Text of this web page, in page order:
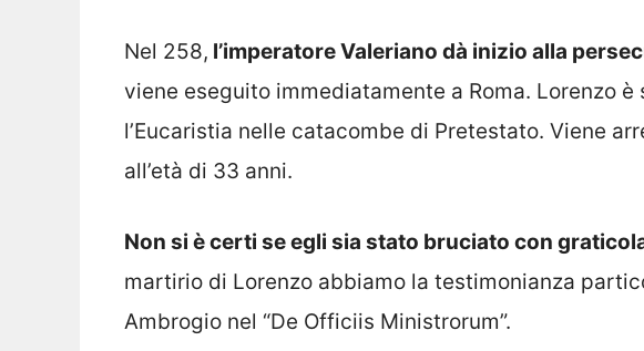
Nel 258, l’imperatore Valeriano dà inizio alla
viene eseguito immediatamente a Roma. Lorenzo
l’Eucaristia nelle catacombe di Pretestato. Viene
all’età di 33 anni.
Non si è certi se egli sia stato bruciato con
martirio di Lorenzo abbiamo la testimonianza
Ambrogio nel “De Officiis Ministrorum”.